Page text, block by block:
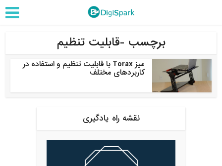
برچسب -قابلیت تنظیم
میز Torax با قابلیت تنظیم و استفاده در
کاربردهای مختلف
نقشه راه یادگیری